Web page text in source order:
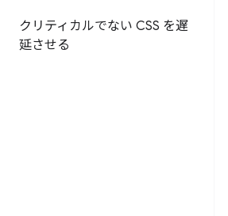
クリティカルでない CSS を遅
延させる